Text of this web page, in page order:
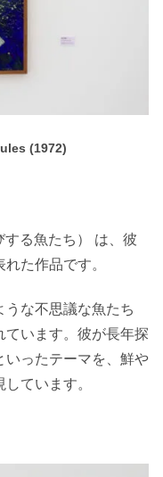
(1972)
る魚たち） は、彼
た作品です。
うな不思議な魚たち
ています。彼が長年探
いったテーマを、鮮や
ています。